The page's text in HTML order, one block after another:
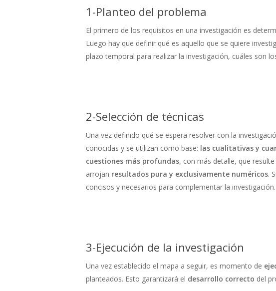
1-Planteo del problema
El primero de los requisitos en una investigación es
Luego hay que definir qué es aquello que se quiere
plazo temporal para realizar la investigación, cuáles son
2-Selección de técnicas
Una vez definido qué se espera resolver con la
conocidas y se utilizan como base: las cualitativas y
cuestiones más profundas, con más detalle, que
arrojan resultados pura y exclusivamente numéricos.
concisos y necesarios para complementar la investigación.
3-Ejecución de la investigación
Una vez establecido el mapa a seguir, es momento de
planteados. Esto garantizará el desarrollo correcto del